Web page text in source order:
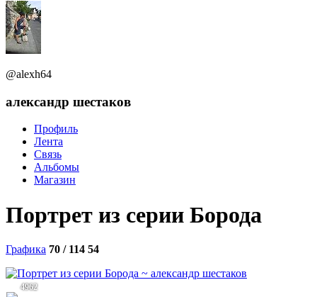
@alexh64
александр шестаков
Профиль
Лента
Связь
Альбомы
Магазин
Портрет из серии Борода
Графика 70 / 114 54
4962